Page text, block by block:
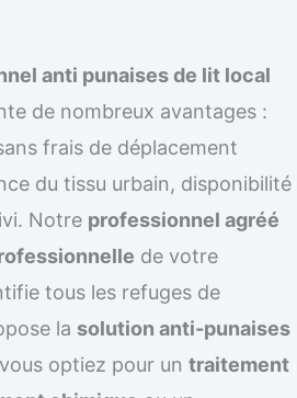
anti punaises de lit local
de nombreux avantages :
frais de déplacement
du tissu urbain, disponibilité
Notre professionnel agréé
de votre
tous les refuges de
la solution anti-punaises
optiez pour un traitement